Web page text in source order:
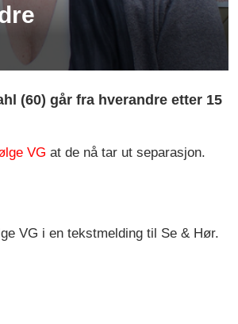
(60) går fra hverandre etter 15
VG at de nå tar ut separasjon.
VG i en tekstmelding til Se & Hør.